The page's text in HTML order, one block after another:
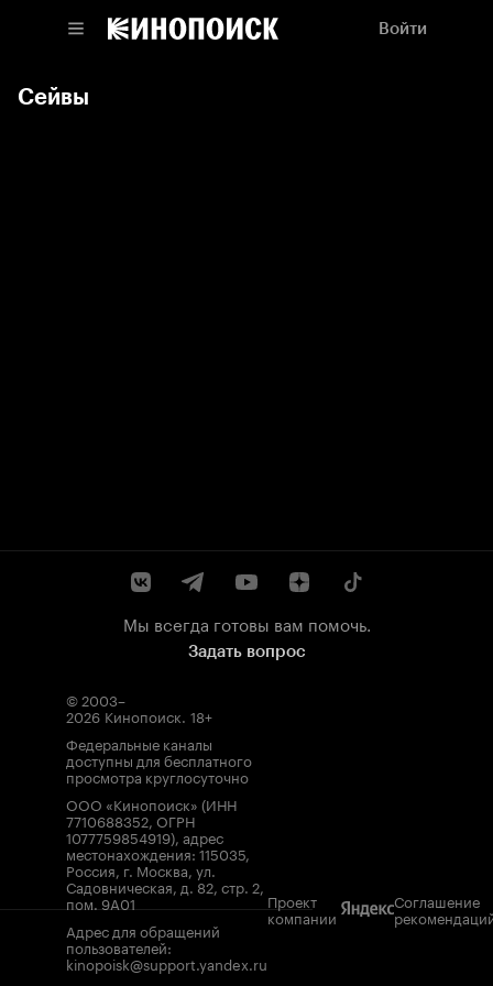
Войти
Сейвы
Мы всегда готовы вам помочь.
Задать вопрос
© 2003–
2026 Кинопоиск. 18+
Федеральные каналы
доступны для бесплатного
просмотра круглосуточно
ООО «Кинопоиск» (ИНН
7710688352, ОГРН
1077759854919), адрес
местонахождения: 115035,
Россия, г. Москва, ул.
Садовническая, д. 82, стр. 2,
пом. 9А01
Адрес для обращений
пользователей:
kinopoisk@support.yandex.ru
Проект
компании
Соглашение